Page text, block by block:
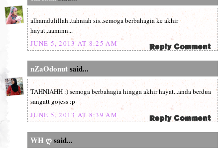
alhamdulillah..tahniah sis..semoga berbahagia ke akhir
hayat..aaminn...
JUNE 5, 2013 AT 8:25 AM
nZaOdonutsaid...
TAHNIAHH :) semoga berbahagia hingga akhir hayat...anda berdua
sangatt gojess :p
JUNE 5, 2013 AT 8:39 AM
WH ღsaid...